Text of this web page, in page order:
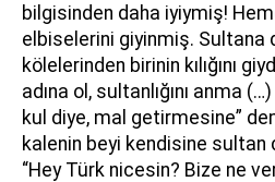
bilgisinden daha iyiymiş!
elbiselerini giyinmiş. Sultana
kölelerinden birinin kılığını
adına ol, sultanlığını anma
kul diye, mal getirmesine”
kalenin beyi kendisine sultan
“Hey Türk nicesin? Bize ne